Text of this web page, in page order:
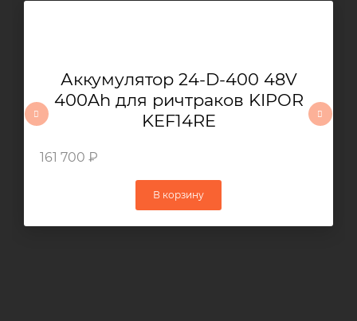
Аккумулятор 24-D-400 48V
400Ah для ричтраков KIPOR
KEF14RE
161 700 ₽
В корзину